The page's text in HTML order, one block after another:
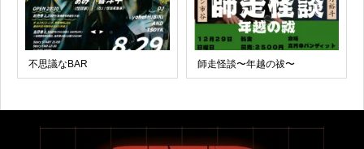
不思議なBAR 師走怪談〜年越の祓〜